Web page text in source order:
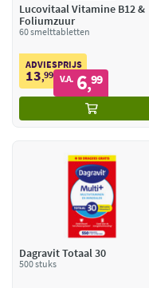
Lucovitaal Vitamine B12 &
Foliumzuur
60 smelttabletten
ADVIESPRIJS
13,99 V.A. 6,99
Dagravit Totaal 30
500 stuks